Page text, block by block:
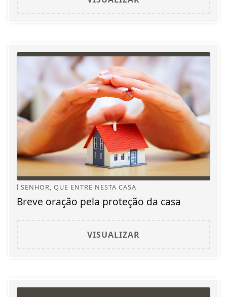
SENHOR, QUE ENTRE NESTA CASA
Breve oração pela proteção da casa
VISUALIZAR